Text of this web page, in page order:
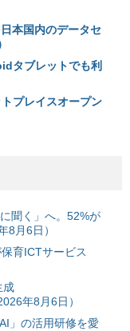
本国内のデータセ
タブレットでも利
プレイスオープン
聞く」へ。52%が
8月6日）
育ICTサービス
成
年8月6日）
」の活用研修を愛